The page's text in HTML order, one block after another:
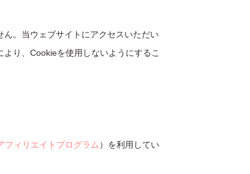
。当ウェブサイトにアクセスいただい
り、Cookieを使用しないようにするこ
フィリエイトプログラム ）を利用してい